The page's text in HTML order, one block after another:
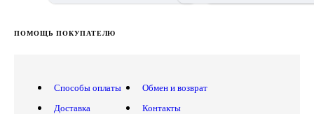
ПОМОЩЬ ПОКУПАТЕЛЮ
Способы оплаты
Доставка
Обмен и возврат
Контакты